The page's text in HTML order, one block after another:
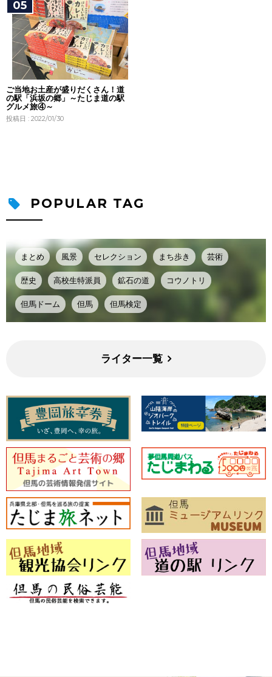
ご当地お土産が盛りだくさん！道
の駅「浜坂の郷」～たじま道の駅
グルメ旅④～
投稿日 : 2022/01/30
POPULAR TAG
まとめ 風景 セレクション まち歩き 芸術
歴史 高校生特派員 鉱石の道 コウノトリ
但馬ドーム 但馬 但馬検定
ライター一覧